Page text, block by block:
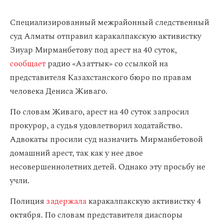
Специализированный межрайонный следственный
суд Алматы отправил каракалпакскую активистку
Зиуар Мирманбетову под арест на 40 суток,
сообщаетрадио «Азаттык» со ссылкой на
представителя Казахстанского бюро по правам
человека Дениса Живаго.
По словам Живаго, арест на 40 суток запросил
прокурор, а судья удовлетворил ходатайство.
Адвокаты просили суд назначить Мирманбетовой
домашний арест, так как у нее двое
несовершеннолетних детей. Однако эту просьбу не
учли.
Полиция задержалакаракалпакскую активистку 4
октября. По словам представителя диаспоры